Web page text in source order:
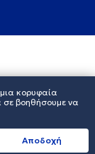
κορυφαία
βοηθήσουμε να
Aποδοχή